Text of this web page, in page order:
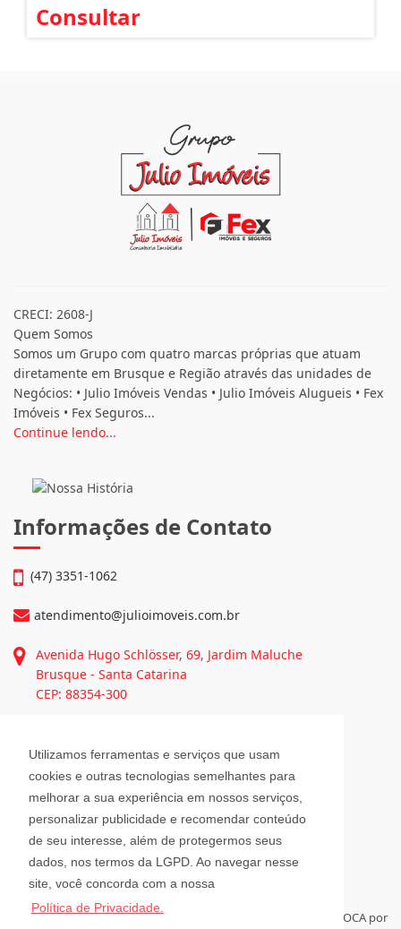
Utilizamos ferramentas e serviços que usam
cookies e outras tecnologias semelhantes para
melhorar a sua experiência em nossos serviços,
personalizar publicidade e recomendar conteúdo
de seu interesse, além de protegermos seus
dados, nos termos da LGPD. Ao navegar nesse
site, você concorda com a nossa
Política de Privacidade.
Consultar
CRECI: 2608-J
Quem Somos
Negócios: • Julio Imóveis Vendas • Julio Imóveis Alugueis • Fex
Continue lendo...
Informações de Contato
(47) 3351-1062
Avenida Hugo Schlösser, 69, Jardim Maluche
CEP: 88354-300
Horário de Atendimento
Segunda a Sexta-Feira
08h00 - 12h00 e 13h30 - 18h00